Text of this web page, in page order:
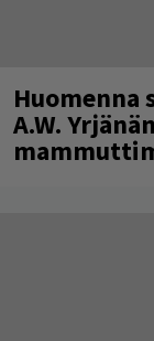
Huomenna
A.W.